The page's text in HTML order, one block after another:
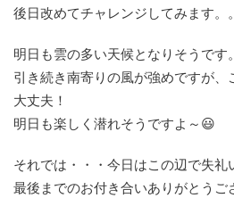
後日改めてチャレンジしてみます。
明日も雲の多い天候となりそうです。
引き続き南寄りの風が強めですが、
大丈夫！
明日も楽しく潜れそうですよ～😃
それでは・・・今日はこの辺で失礼
最後までのお付き合いありがとうご